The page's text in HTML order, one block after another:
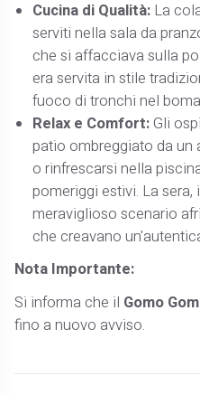
Cucina di Qualità: La
serviti nella sala da
che si affacciava sulla
era servita in stile
fuoco di tronchi nel
Relax e Comfort:Gli
patio ombreggiato da un
o rinfrescarsi nella
pomeriggi estivi. La
meraviglioso scenario
che creavano
Nota Importante:
Si informa che il Gomo
fino a nuovo avviso. ​